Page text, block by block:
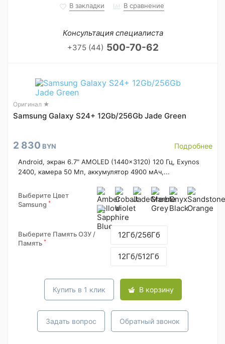
В закладки В сравнение
Консультация специалиста
+375 (44) 500-70-62
Оригинал ★
Samsung Galaxy S24+ 12Gb/256Gb Jade Green
2 830 BYN Подробнее
Android, экран 6.7" AMOLED (1440x3120) 120 Гц, Exynos
2400, камера 50 Мп, аккумулятор 4900 мАч,...
Выберите Цвет
Samsung *
Выберите Память ОЗУ /
Память *
12Гб/256Гб
12Гб/512Гб
Купить в 1 клик В корзину
Задать вопрос Обратный звонок